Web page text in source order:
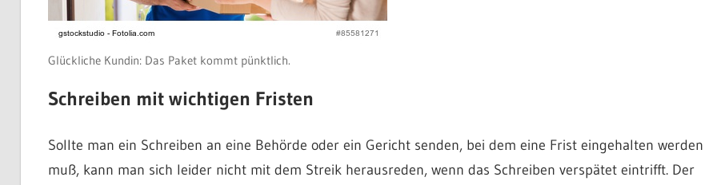
Glückliche Kundin: Das Paket kommt pünktlich.
Schreiben mit wichtigen Fristen
Sollte man ein Schreiben an eine Behörde oder ein Gericht senden, bei dem eine Frist eingehalten werden
muß, kann man sich leider nicht mit dem Streik herausreden, wenn das Schreiben verspätet eintrifft. Der